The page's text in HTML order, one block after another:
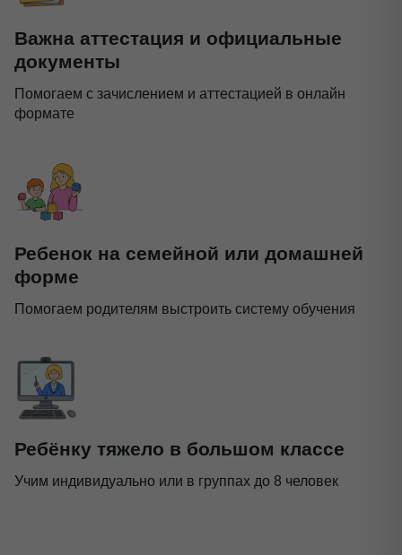
Важна аттестация и официальные
документы
Помогаем с зачислением и аттестацией в онлайн
формате
Ребенок на семейной или домашней
форме
Помогаем родителям выстроить систему обучения
Ребёнку тяжело в большом классе
Учим индивидуально или в группах до 8 человек